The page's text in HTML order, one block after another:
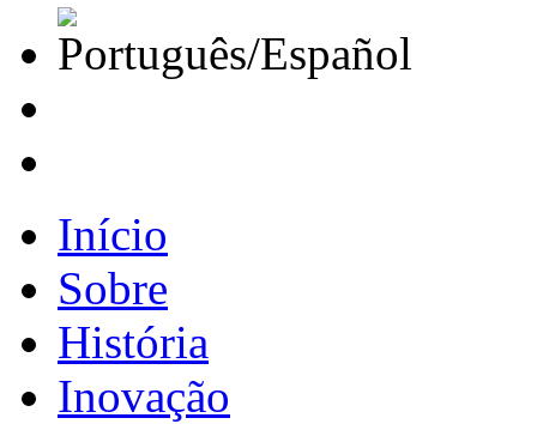
Início
Sobre
História
Inovação